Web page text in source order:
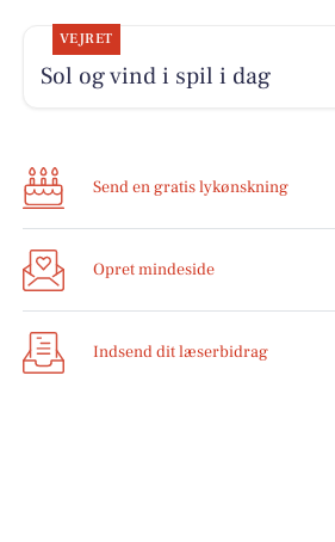
VEJRET
Sol og vind i spil i dag
Send en gratis lykønskning
Opret mindeside
Indsend dit læserbidrag